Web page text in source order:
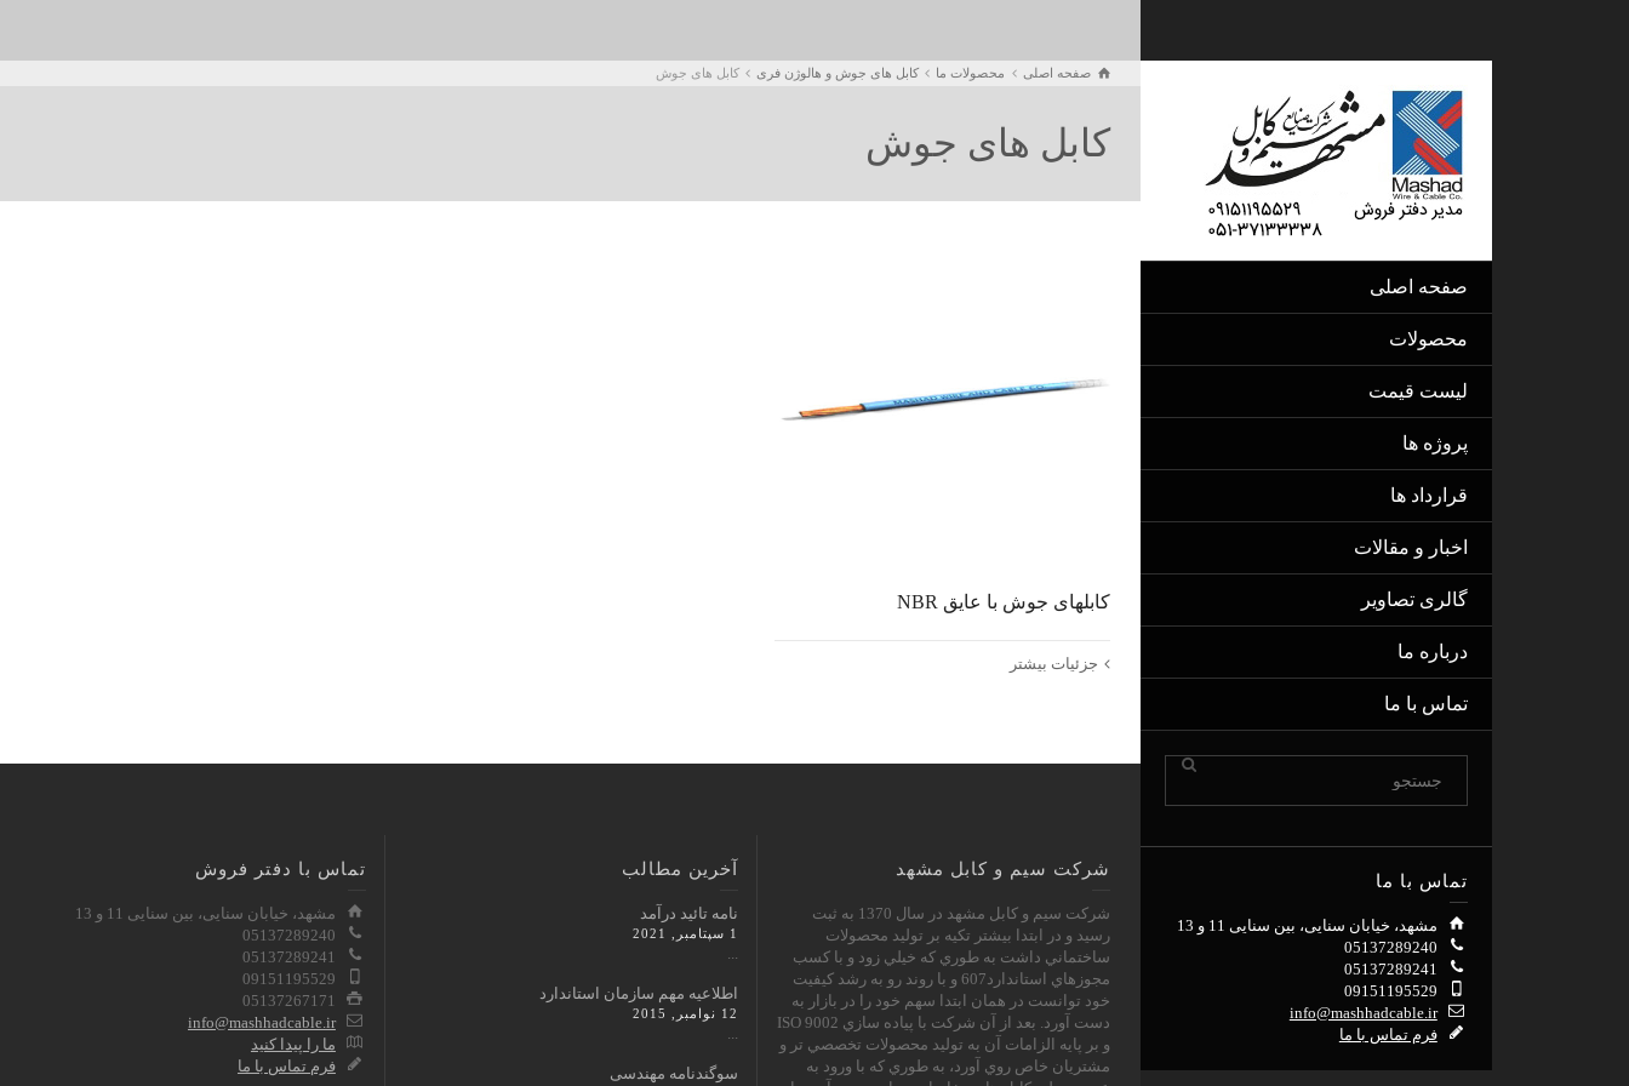
صفحه اصلی
محصولات
لیست قیمت
پروژه ها
قرارداد ها
اخبار و مقالات
گالری تصاویر
درباره ما
تماس با ما
تماس با ما
مشهد، خیابان سنایی، بین سنایی 11 و 13
05137289240
05137289241
09151195529
info@mashhadcable.ir
فرم تماس با ما
صفحه اصلی محصولات ما کابل های جوش و هالوژن فری کابل های جوش
کابل های جوش
کابلهای جوش با عايق NBR
جزئیات بیشتر
شرکت سیم و کابل مشهد
شرکت سيم و كابل مشهد در سال 1370 به ثبت
رسيد و در ابتدا بيشتر تكيه بر توليد محصولات
ساختماني داشت به طوري كه خيلي زود و با كسب
مجوزهاي استاندارد607 و با روند رو به رشد كيفيت
خود توانست در همان ابتدا سهم خود را در بازار به
دست آورد. بعد از آن شركت با پياده سازي ISO 9002
و بر پايه الزامات آن به توليد محصولات تخصصي تر و
مشتريان خاص روي آورد، به طوري كه با ورود به
آخرین مطالب
نامه تائید درآمد
1 سپتامبر, 2021
اطلاعیه مهم سازمان استاندارد
12 نوامبر, 2015
سوگندنامه مهندسی
تماس با دفتر فروش
مشهد، خیابان سنایی، بین سنایی 11 و 13
05137289240
05137289241
09151195529
05137267171
info@mashhadcable.ir
ما را پیدا کنید
فرم تماس با ما